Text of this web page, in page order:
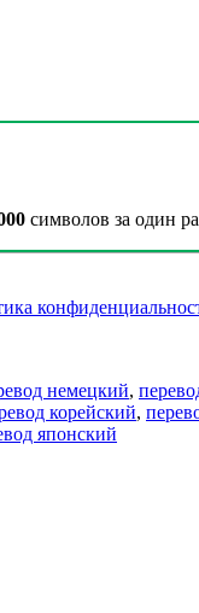
символов за один
немецкий,
корейский,
японский